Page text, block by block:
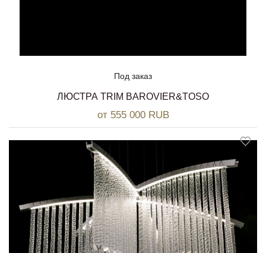
Под заказ
ЛЮСТРА TRIM BAROVIER&TOSO
от 555 000 RUB